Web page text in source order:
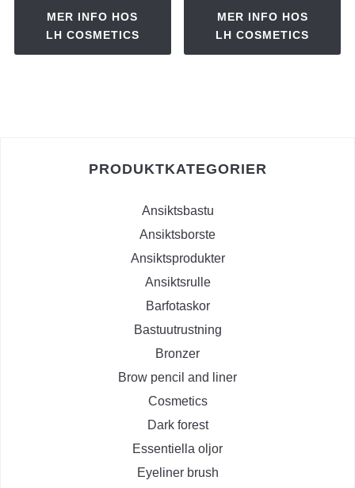
MER INFO HOS
LH COSMETICS
MER INFO HOS
LH COSMETICS
PRODUKTKATEGORIER
Ansiktsbastu
Ansiktsborste
Ansiktsprodukter
Ansiktsrulle
Barfotaskor
Bastuutrustning
Bronzer
Brow pencil and liner
Cosmetics
Dark forest
Essentiella oljor
Eyeliner brush